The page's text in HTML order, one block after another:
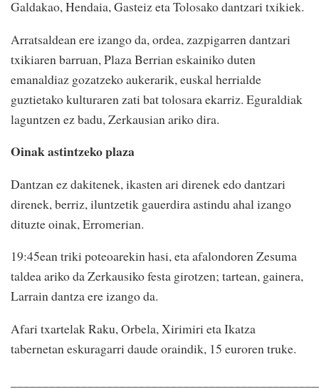
Galdakao, Hendaia, Gasteiz eta Tolosako dantzari txikiek.
Arratsaldean ere izango da, ordea, zazpigarren dantzari
txikiaren barruan, Plaza Berrian eskainiko duten
emanaldiaz gozatzeko aukerarik, euskal herrialde
guztietako kulturaren zati bat tolosara ekarriz. Eguraldiak
laguntzen ez badu, Zerkausian ariko dira.
Oinak astintzeko plaza
Dantzan ez dakitenek, ikasten ari direnek edo dantzari
direnek, berriz, iluntzetik gauerdira astindu ahal izango
dituzte oinak, Erromerian.
19:45ean triki poteoarekin hasi, eta afalondoren Zesuma
taldea ariko da Zerkausiko festa girotzen; tartean, gainera,
Larrain dantza ere izango da.
Afari txartelak Raku, Orbela, Xirimiri eta Ikatza
tabernetan eskuragarri daude oraindik, 15 euroren truke.